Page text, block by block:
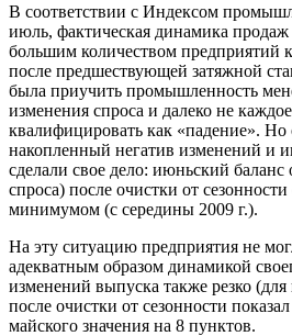
В соответствии с Индексом
июль, фактическая динамика продаж
большим количеством предприятий
после предшествующей затяжной
была приучить промышленность
изменения спроса и далеко не
квалифицировать как «падение». Но
накопленный негатив изменений и
сделали свое дело: июньский баланс
спроса) после очистки от
минимумом (с середины 2009 г.).
На эту ситуацию предприятия не
адекватным образом динамикой
изменений выпуска также резко
после очистки от сезонности
майского значения на 8 пунктов.